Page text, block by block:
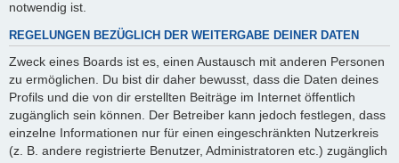
notwendig ist.
REGELUNGEN BEZÜGLICH DER WEITERGABE DEINER DATEN
Zweck eines Boards ist es, einen Austausch mit anderen Personen
zu ermöglichen. Du bist dir daher bewusst, dass die Daten deines
Profils und die von dir erstellten Beiträge im Internet öffentlich
zugänglich sein können. Der Betreiber kann jedoch festlegen, dass
einzelne Informationen nur für einen eingeschränkten Nutzerkreis
(z. B. andere registrierte Benutzer, Administratoren etc.) zugänglich